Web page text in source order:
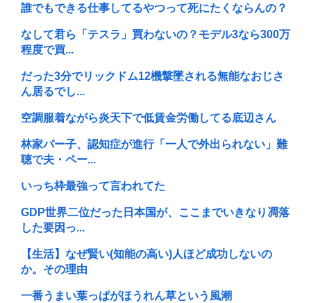
誰でもできる仕事してるやつって死にたくならんの？
なして君ら「テスラ」買わないの？モデル3なら300万
程度で買...
だった3分でリックドム12機撃墜される無能なおじさ
ん居るでし...
空調服着ながら炎天下で低賃金労働してる底辺さん
林家パー子、認知症が進行「一人で外出られない」難
聴で夫・ペー...
いっち枠最強って言われてた
GDP世界二位だった日本国が、ここまでいきなり凋落
した要因っ...
【生活】なぜ賢い(知能の高い)人ほど成功しないの
か。その理由
一番うまい葉っぱがほうれん草という風潮